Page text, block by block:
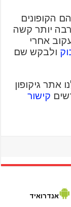
הקופונים
יותר קשה
אחרי
ולבקש שם
אתר גיקופון
קישור
אנדרואיד